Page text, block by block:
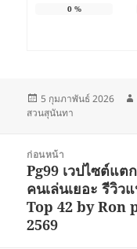
0%
เขียน
เมื่อ
5 กุมภาพันธ์ 2026
สวนสุนันทา
ก่อนหน้า
เรื่อง
ก่อน
หน้า:
Pg99 เวปไซต์แ
คนเล่นเยอะ รีวิว
Top 42 by Ron
2569